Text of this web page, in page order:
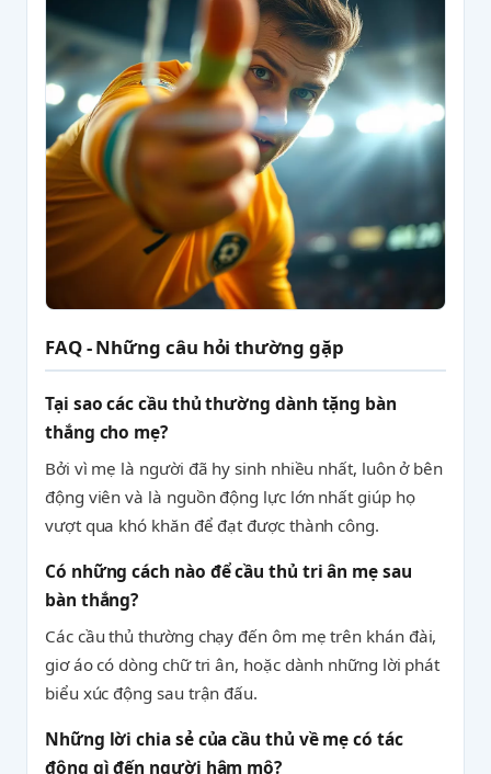
FAQ - Những câu hỏi thường gặp
Tại sao các cầu thủ thường dành tặng bàn
thắng cho mẹ?
Bởi vì mẹ là người đã hy sinh nhiều nhất, luôn ở bên
động viên và là nguồn động lực lớn nhất giúp họ
vượt qua khó khăn để đạt được thành công.
Có những cách nào để cầu thủ tri ân mẹ sau
bàn thắng?
Các cầu thủ thường chạy đến ôm mẹ trên khán đài,
giơ áo có dòng chữ tri ân, hoặc dành những lời phát
biểu xúc động sau trận đấu.
Những lời chia sẻ của cầu thủ về mẹ có tác
động gì đến người hâm mộ?